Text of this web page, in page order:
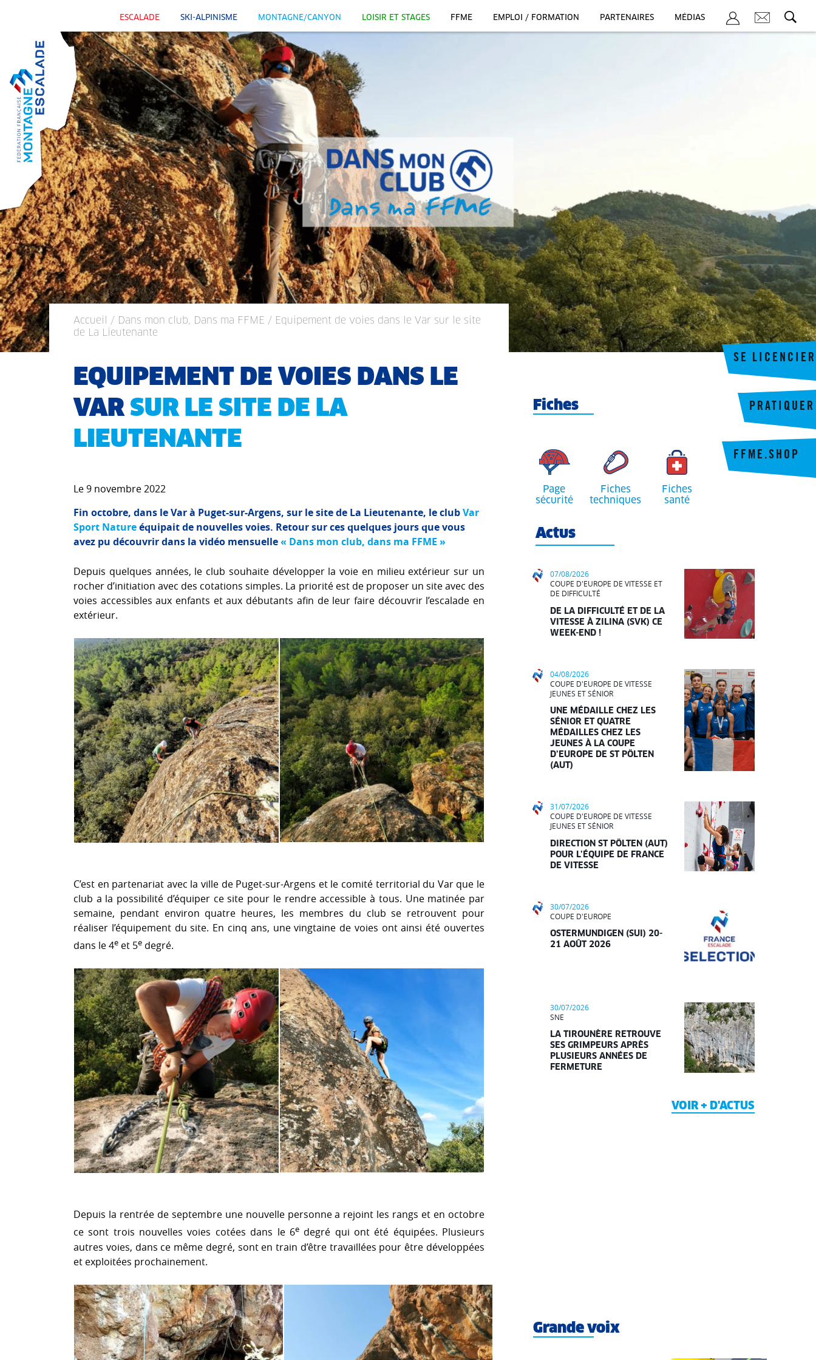
ESCALADE SKI-ALPINISME MONTAGNE/CANYON LOISIR ET STAGES FFME EMPLOI / FORMATION PARTENAIRES MÉDIAS
SE LICENCIER
FFME.SHOP
PRATIQUER
Accueil / Dans mon club, Dans ma FFME / Equipement de voies dans le Var sur le site
de La Lieutenante
EQUIPEMENT DE VOIES DANS LE
VAR SUR LE SITE DE LA
LIEUTENANTE
Le 9 novembre 2022
Fin octobre, dans le Var à Puget-sur-Argens, sur le site de La Lieutenante, le clubVar
Sport Natureéquipait de nouvelles voies. Retour sur ces quelques jours que vous
avez pu découvrir dans la vidéo mensuelle« Dans mon club, dans ma FFME »
Depuis quelques années, le club souhaite développer la voie en milieu extérieur sur un
rocher d’initiation avec des cotations simples. La priorité est de proposer un site avec des
voies accessibles aux enfants et aux débutants afin de leur faire découvrir l’escalade en
extérieur.
C’est en partenariat avec la ville de Puget-sur-Argens et le comité territorial du Var que le
club a la possibilité d’équiper ce site pour le rendre accessible à tous. Une matinée par
semaine, pendant environ quatre heures, les membres du club se retrouvent pour
réaliser l’équipement du site. En cinq ans, une vingtaine de voies ont ainsi été ouvertes
dans le 4e et 5e degré.
Depuis la rentrée de septembre une nouvelle personne a rejoint les rangs et en octobre
ce sont trois nouvelles voies cotées dans le 6edegré qui ont été équipées. Plusieurs
autres voies, dans ce même degré, sont en train d’être travaillées pour être développées
et exploitées prochainement.
Fiches
Page
sécurité
Fiches
techniques
Fiches
santé
Actus
07/08/2026
COUPE D'EUROPE DE VITESSE ET
DE DIFFICULTÉ
DE LA DIFFICULTÉ ET DE LA
VITESSE À ZILINA (SVK) CE
WEEK-END !
04/08/2026
COUPE D'EUROPE DE VITESSE
JEUNES ET SÉNIOR
UNE MÉDAILLE CHEZ LES
SÉNIOR ET QUATRE
MÉDAILLES CHEZ LES
JEUNES À LA COUPE
D’EUROPE DE ST PÖLTEN
(AUT)
31/07/2026
COUPE D'EUROPE DE VITESSE
JEUNES ET SÉNIOR
DIRECTION ST PÖLTEN (AUT)
POUR L’ÉQUIPE DE FRANCE
DE VITESSE
30/07/2026
COUPE D'EUROPE
OSTERMUNDIGEN (SUI) 20-
21 AOÛT 2026
30/07/2026
SNE
LA TIROUNÈRE RETROUVE
SES GRIMPEURS APRÈS
PLUSIEURS ANNÉES DE
FERMETURE
VOIR + D'ACTUS
Grande voix